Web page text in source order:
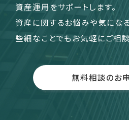
資産運用をサポートします。
資産に関するお悩みや気にな
些細なことでもお気軽にご相談
無料相談のお